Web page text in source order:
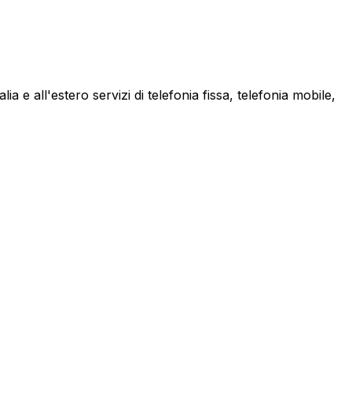
e all'estero servizi di telefonia fissa, telefonia mobile,